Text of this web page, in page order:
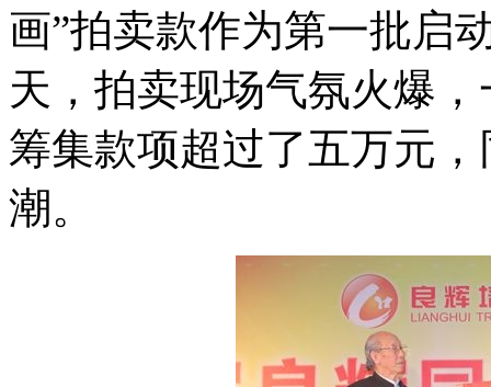
画”拍卖款作为第一批启
天，拍卖现场气氛火爆
筹集款项超过了五万元
潮。